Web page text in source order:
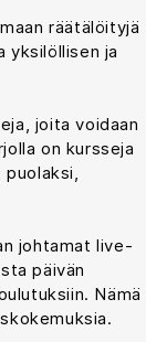
räätälöityjä
yksilöllisen ja
joita voidaan
on kursseja
puolaksi,
johtamat live-
päivän
Nämä